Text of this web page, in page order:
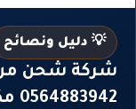
💡 دليل ونصائح
شركة شحن من